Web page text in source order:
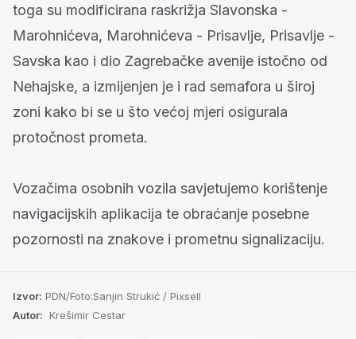
toga su modificirana raskrižja Slavonska -
Marohnićeva, Marohnićeva - Prisavlje, Prisavlje -
Savska kao i dio Zagrebačke avenije istočno od
Nehajske, a izmijenjen je i rad semafora u široj
zoni kako bi se u što većoj mjeri osigurala
protočnost prometa.
Vozačima osobnih vozila savjetujemo korištenje
navigacijskih aplikacija te obraćanje posebne
pozornosti na znakove i prometnu signalizaciju.
Izvor: PDN/Foto:Sanjin Strukić / Pixsell
Autor: Krešimir Cestar